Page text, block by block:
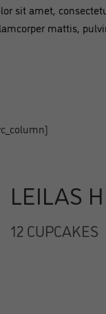
sit amet,
mattis,
LEILAS
12 CUPCAKES